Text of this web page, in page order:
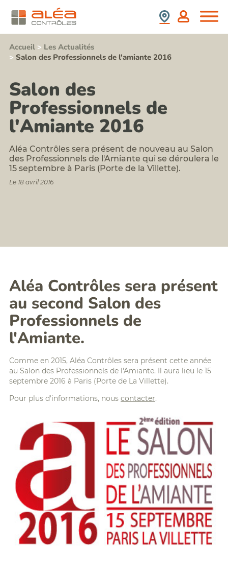
d'amiante
Contrôle
de
présence
de
plomb
Repérage
termites
avant
démolition
Repérages
et
HAP
avant
travaux
sur
VI,...
Analyse
Qualité
de
l'Air
Intérieur
(QAI)
Diagnostic
Diagnostics
Déchets
PEMD
prix,
Formation
information
risque
amiante
pour
les
acteurs
du
Formation
risque
plomb
Formation
risque
learning
Planning
des
formations
Politique
Accessibilité/Handicap
Nous
Rejoindre
Stagiaires,
Partenaires,
Collaborateurs
Contrôles
Nos
Valeurs
Contact
Notre
RSE
France
Espagne
Accueil > Les Actualités
> Salon des Professionnels de l'amiante 2016
Salon des
Professionnels de
l'Amiante 2016
Aléa Contrôles sera présent de nouveau au Salon
des Professionnels de l'Amiante qui se déroulera le
15 septembre à Paris (Porte de la Villette).
Le 18 avril 2016
Aléa Contrôles sera présent
au second Salon des
Professionnels de
l'Amiante.
Comme en 2015, Aléa Contrôles sera présent cette année
au Salon des Professionnels de l'Amiante. Il aura lieu le 15
septembre 2016 à Paris (Porte de La Villette).
Pour plus d'informations, nous contacter.